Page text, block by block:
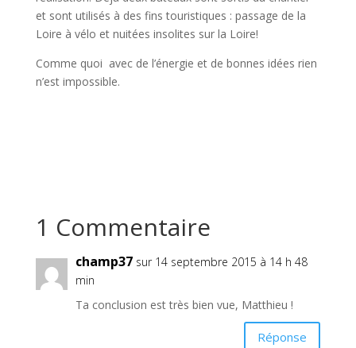
et sont utilisés à des fins touristiques : passage de la
Loire à vélo et nuitées insolites sur la Loire!
Comme quoi avec de l’énergie et de bonnes idées rien
n’est impossible.
1 Commentaire
champ37 sur 14 septembre 2015 à 14 h 48
min
Ta conclusion est très bien vue, Matthieu !
Réponse